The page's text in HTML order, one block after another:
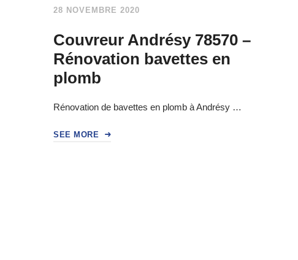
28 NOVEMBRE 2020
Couvreur Andrésy 78570 –
Rénovation bavettes en
plomb
Rénovation de bavettes en plomb à Andrésy …
SEE MORE